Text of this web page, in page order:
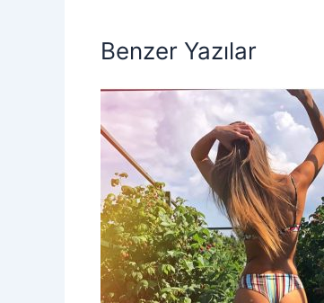
Benzer Yazılar